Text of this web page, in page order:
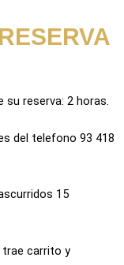
su reserva: 2 horas.
del telefono 93 418
15
trae carrito y